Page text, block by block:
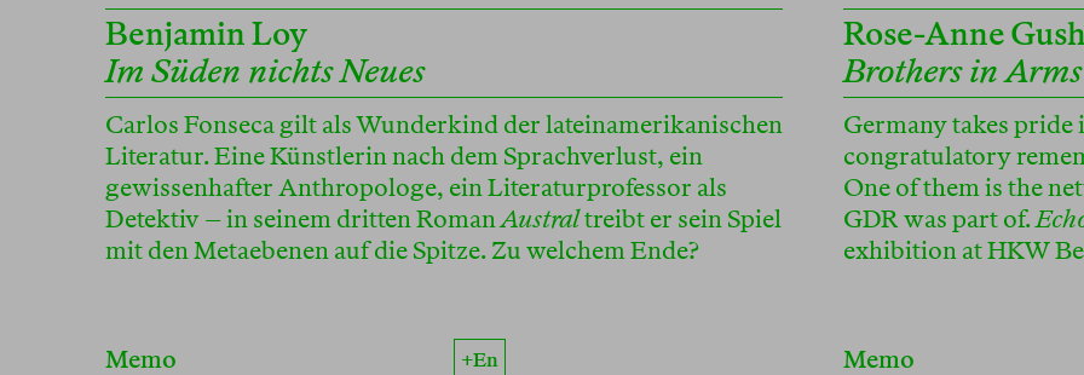
Benjamin Loy
Im Süden nichts Neues
Carlos Fonseca gilt als Wunderkind der lateinamerikanischen
Literatur. Eine Künstlerin nach dem Sprachverlust, ein
gewissenhafter Anthropologe, ein Literaturprofessor als
Detektiv – in seinem dritten RomanAustraltreibt er sein Spiel
mit den Metaebenen auf die Spitze. Zu welchem Ende?
Rose-Anne
Brothers in Arms
Germany takes
congratulatory
One of them is the
GDR was part of.
exhibition at HKW
Memo +en Memo